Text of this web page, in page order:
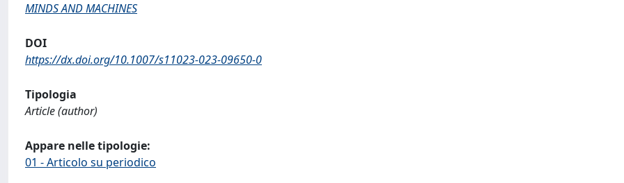
MINDS AND MACHINES
DOI
https://dx.doi.org/10.1007/s11023-023-09650-0
Tipologia
Article (author)
Appare nelle tipologie:
01 - Articolo su periodico